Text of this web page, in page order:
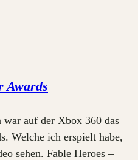
Awards
war auf der Xbox 360 das
Welche ich erspielt habe,
sehen. Fable Heroes –